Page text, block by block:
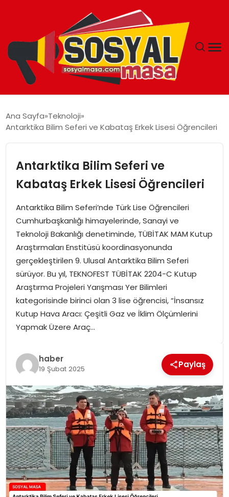
GÜNCEL
TEKNOLOJI
GÜNDEM
MAGAZIN
Ana Sayfa Teknoloji
Antarktika Bilim Seferi ve Kabataş Erkek Lisesi Öğrencileri
Antarktika Bilim Seferi ve
Kabataş Erkek Lisesi Öğrencileri
Antarktika Bilim Seferi’nde Türk Lise Öğrencileri
Cumhurbaşkanlığı himayelerinde, Sanayi ve
Teknoloji Bakanlığı denetiminde, TÜBİTAK MAM Kutup
Araştırmaları Enstitüsü koordinasyonunda
gerçekleştirilen 9. Ulusal Antarktika Bilim Seferi
sürüyor. Bu yıl, TEKNOFEST TÜBİTAK 2204-C Kutup
Araştırma Projeleri Yarışması Yer Bilimleri
kategorisinde birinci olan 3 lise öğrencisi, “İnsansız
Kutup Hava Aracı: Çeşitli Gaz ve İklim Ölçümlerini
Yapmak Üzere Araç…
haber
19 Şubat 2025 Paylaş